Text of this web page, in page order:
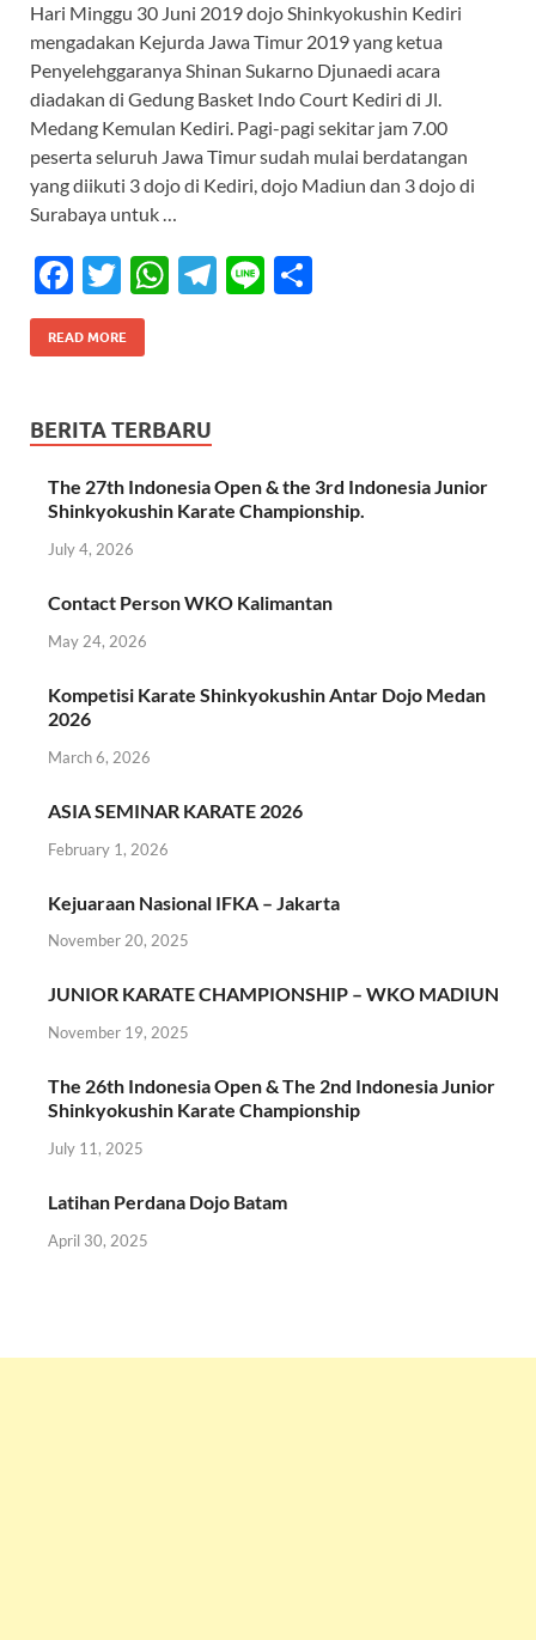
e
b
o
o
k
itt
er
at
s
A
p
p
e
gr
a
m
e ar
e
Hari Minggu 30 Juni 2019 dojo Shinkyokushin Kediri
mengadakan Kejurda Jawa Timur 2019 yang ketua
Penyelehggaranya Shinan Sukarno Djunaedi acara
diadakan di Gedung Basket Indo Court Kediri di Jl.
Medang Kemulan Kediri. Pagi-pagi sekitar jam 7.00
peserta seluruh Jawa Timur sudah mulai berdatangan
yang diikuti 3 dojo di Kediri, dojo Madiun dan 3 dojo di
Surabaya untuk …
F
ac
e
o
k
T
w
itt
W
A
p
T
Li
READ MORE
BERITA TERBARU
The 27th Indonesia Open & the 3rd Indonesia Junior
Shinkyokushin Karate Championship.
July 4, 2026
Contact Person WKO Kalimantan
May 24, 2026
Kompetisi Karate Shinkyokushin Antar Dojo Medan
2026
March 6, 2026
ASIA SEMINAR KARATE 2026
February 1, 2026
Kejuaraan Nasional IFKA – Jakarta
November 20, 2025
JUNIOR KARATE CHAMPIONSHIP – WKO MADIUN
November 19, 2025
The 26th Indonesia Open & The 2nd Indonesia Junior
Shinkyokushin Karate Championship
July 11, 2025
Latihan Perdana Dojo Batam
April 30, 2025